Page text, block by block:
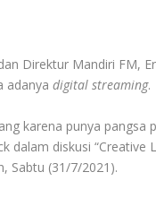
Direktur Mandiri FM,
adanyadigital streaming.
karena punya
dalam diskusi
Sabtu (31/7/2021).